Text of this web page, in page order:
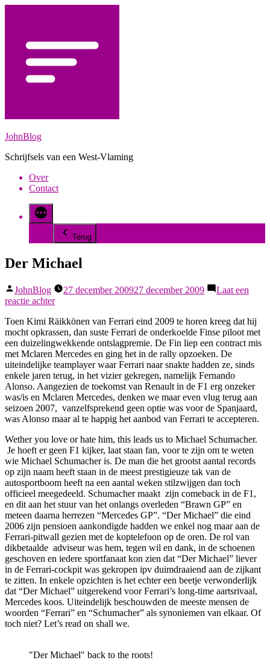
inhoud
JohnBlog
Schrijfsels van een West-Vlaming
Over
Contact
Terug
Der Michael
Geplaatst
door
JohnBlog 27 december 200927 december 2009
Laat een
reactie achterop
Michael
Toen Kimi Räikkönen van Ferrari eind 2009 te horen kreeg dat hij
mocht opkrassen, dan suste Ferrari de onderkoelde Finse piloot met
een duizelingwekkende ontslagpremie. De Fin liep een contract mis
met Mclaren Mercedes en ging het in de rally opzoeken. De
uiteindelijke teamplayer waar Ferrari naar snakte hadden ze, sinds
enkele jaren terug, in het vizier gekregen, namelijk Fernando
Alonso. Aangezien de toekomst van Renault in de F1 erg onzeker
was/is en Mclaren Mercedes, denken we maar even vlug terug aan
seizoen 2007, vanzelfsprekend geen optie was voor de Spanjaard,
was Alonso maar al te happig het aanbod van Ferrari te accepteren.
Wether you love or hate him, this leads us to Michael Schumacher.
Je hoeft er geen F1 kijker, laat staan fan, voor te zijn om te weten
wie Michael Schumacher is. De man die het grootst aantal records
op zijn naam heeft staan in de meest prestigieuze tak van de
autosportboom heeft na een aantal weken stilzwijgen dan toch
officieel meegedeeld. Schumacher maakt zijn comeback in de F1,
en dit aan het stuur van het onlangs overleden “Brawn GP” en
meteen daarna herrezen “Mercedes GP”. “Der Michael” die eind
2006 zijn pensioen aankondigde hadden we enkel nog maar aan de
Ferrari-pitwall gezien met de koptelefoon op de oren. De rol van
dikbetaalde adviseur was hem, tegen wil en dank, in de schoenen
geschoven en iedere sportfanaat kon zien dat “Der Michael” liever
in de Ferrari-cockpit was gekropen ipv duimdraaiend aan de zijkant
te zitten. In enkele opzichten is het echter een beetje verwonderlijk
dat “Der Michael” uitgerekend voor Ferrari’s long-time aartsrivaal,
Mercedes koos. Uiteindelijk beschouwden de meeste mensen de
woorden “Ferrari” en “Schumacher” als synoniemen van elkaar. Of
toch niet? Let’s read on shall we.
"Der Michael" back to the roots!